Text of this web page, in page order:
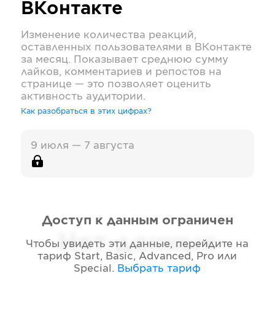
ВКонтакте
Изменение количества реакций,
оставленных пользователями в ВКонтакте
за месяц. Показывает среднюю сумму
лайков, комментариев и репостов на
странице — это позволяет оценить
активность аудитории.
Как разобраться в этих цифрах?
9 июля — 7 августа
Нет данных
Доступ к данным ограничен
Чтобы увидеть эти данные, перейдите на
тариф Start, Basic, Advanced, Pro или
Special . Выбрать тариф